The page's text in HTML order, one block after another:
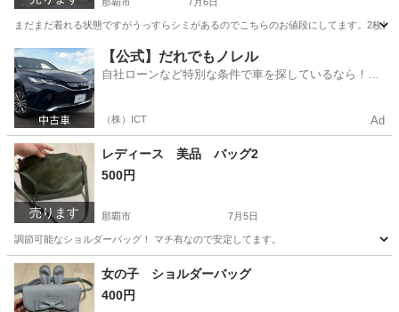
まだまだ着れる状態ですがうっすらシミがあるのでこちらのお値段にしてます。2枚目
沖縄 那覇市 キッズ用品 状態
【公式】だれでもノレル
自社ローンなど特別な条件で車を探しているなら！金
（株）ICT Ad
売ります
レディース 美品 バッグ2
500円
那覇市 7月5日
調節可能なショルダーバッグ！ マチ有なので安定してます。
沖縄 那覇市 バッグ
女の子 ショルダーバッグ
400円